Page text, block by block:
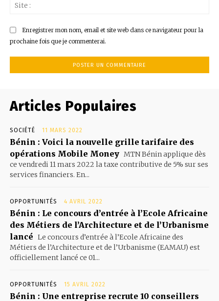
Enregistrer mon nom, email et site web dans ce navigateur pour la
prochaine fois que je commenterai.
Articles Populaires
SOCIÉTÉ 11 MARS 2022
Bénin : Voici la nouvelle grille tarifaire des
opérations Mobile Money MTN Bénin applique dès
ce vendredi 11 mars 2022 la taxe contributive de 5% sur ses
services financiers. En...
OPPORTUNITÉS 4 AVRIL 2022
Bénin : Le concours d’entrée à l’Ecole Africaine
des Métiers de l’Architecture et de l’Urbanisme
lancé Le concours d’entrée à l’Ecole Africaine des
Métiers de l’Architecture et de l’Urbanisme (EAMAU) est
officiellement lancé ce 01...
OPPORTUNITÉS 15 AVRIL 2022
Bénin : Une entreprise recrute 10 conseillers